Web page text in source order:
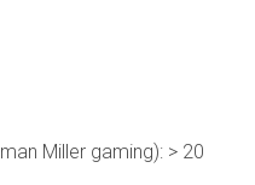
Miller gaming): > 20